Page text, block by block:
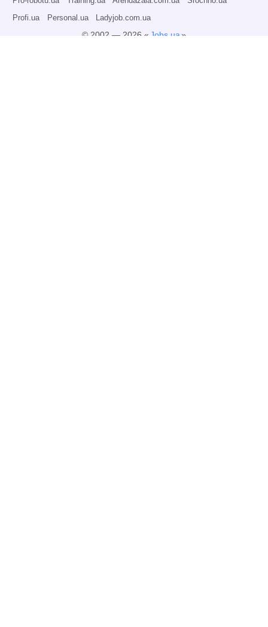
Profi.ua Personal.ua Ladyjob.com.ua
© 2002 — 2026 « Jobs.ua»